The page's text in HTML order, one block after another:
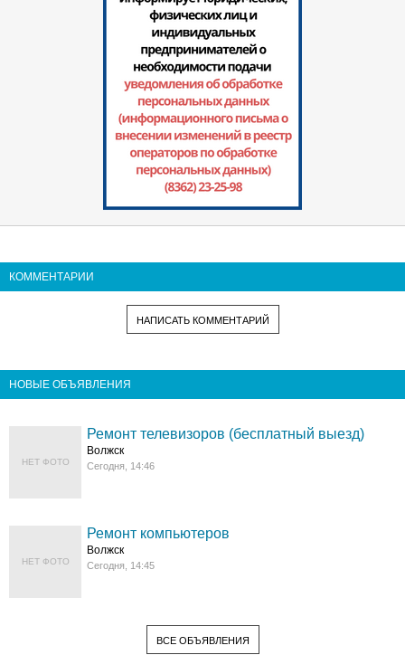
КОММЕНТАРИИ
НАПИСАТЬ КОММЕНТАРИЙ
НОВЫЕ ОБЪЯВЛЕНИЯ
НЕТ ФОТО
Ремонт телевизоров (бесплатный выезд)
Волжск
Сегодня, 14:46
НЕТ ФОТО
Ремонт компьютеров
Волжск
Сегодня, 14:45
ВСЕ ОБЪЯВЛЕНИЯ